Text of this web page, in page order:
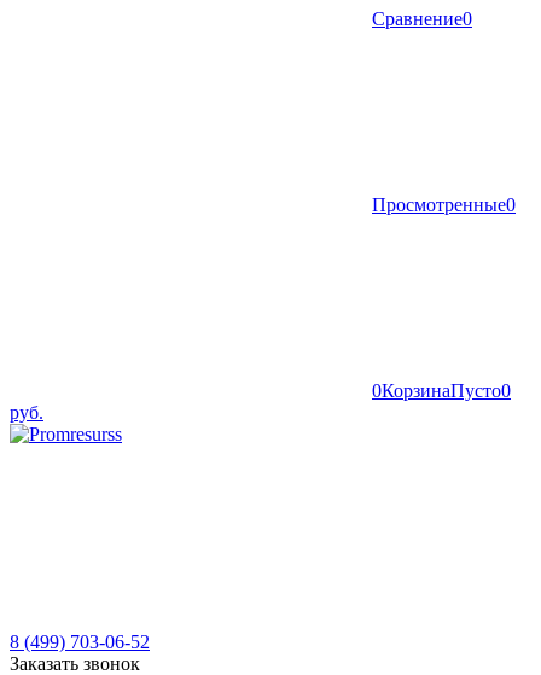
Сравнение0
Просмотренные0
0КорзинаПусто0
руб.
8 (499) 703-06-52
Заказать звонок